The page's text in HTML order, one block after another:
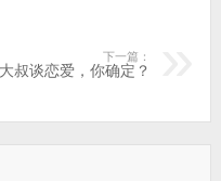
下一篇：
叔谈恋爱，你确定？